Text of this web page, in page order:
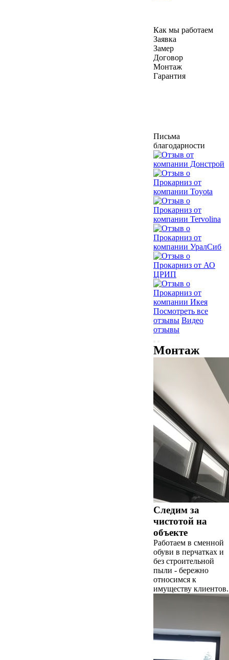
Как мы работаем
Заявка
Замер
Договор
Монтаж
Гарантия
Письма
благодарности
Посмотреть все
отзывы Видео
отзывы
Монтаж
Следим за
чистотой на
объекте
Работаем в сменной
обуви в перчатках и
без строительной
пыли - бережно
относимся к
имуществу клиентов.